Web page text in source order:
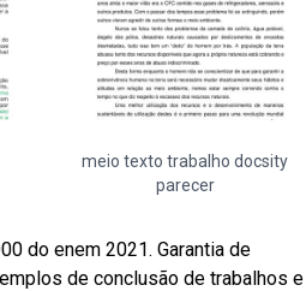
meio texto trabalho docsity
parecer
do enem 2021. Garantia de
de conclusão de trabalhos e